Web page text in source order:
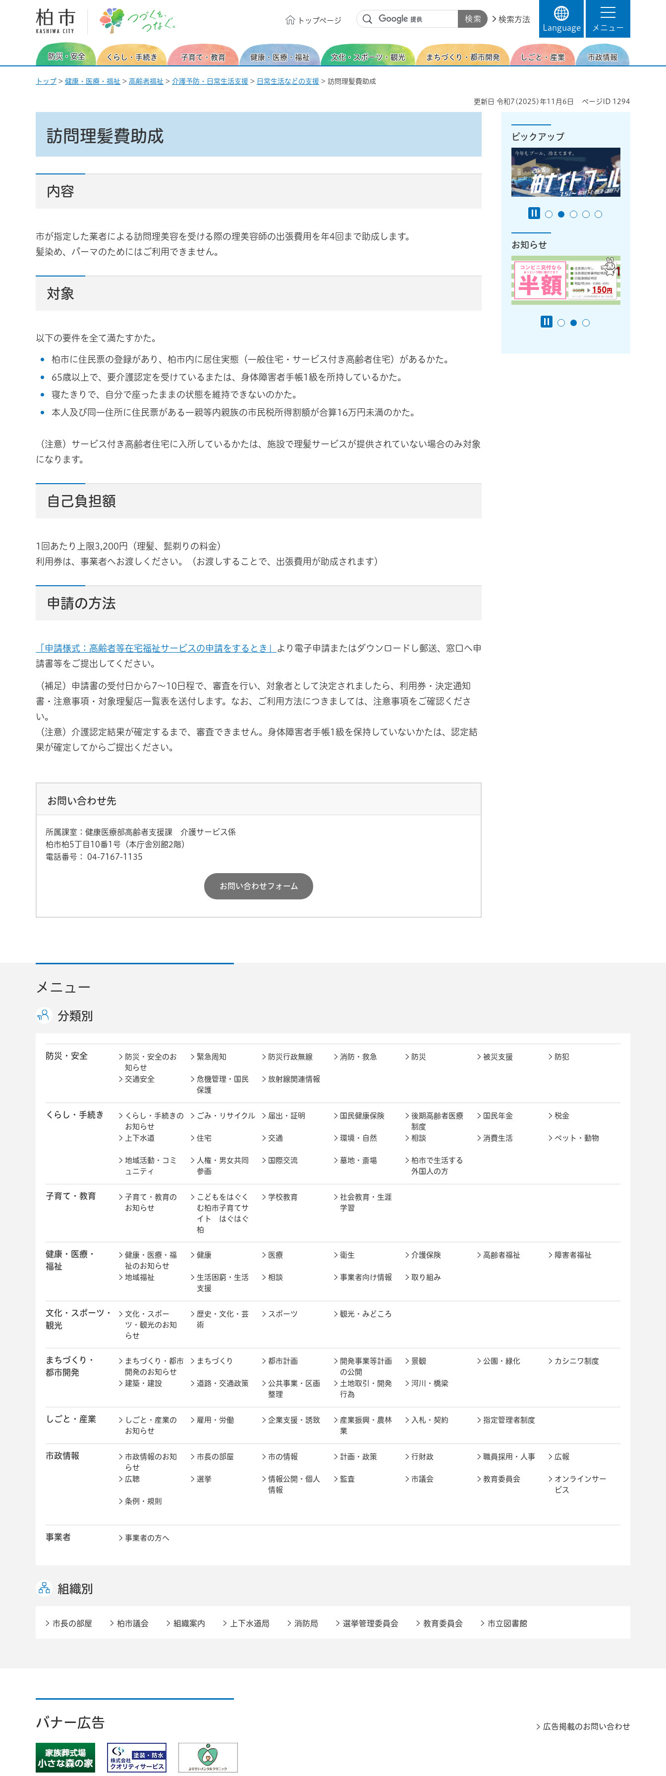
柏市 つづくを、つなぐ。
トップページ
検索方法
Language
メニュー
防災・安全 くらし・手続き 子育て・教育 健康・医療・福祉 文化・スポーツ・観光 まちづくり・都市開発 しごと・産業 市政情報
トップ > 健康・医療・福祉 > 高齢者福祉 > 介護予防・日常生活支援 > 日常生活などの支援 > 訪問理髪費助成
更新日 令和7(2025)年11月6日 ページID 1294
訪問理髪費助成
内容
市が指定した業者による訪問理美容を受ける際の理美容師の出張費用を年4回まで助成します。
髪染め、パーマのためにはご利用できません。
対象
以下の要件を全て満たすかた。
柏市に住民票の登録があり、柏市内に居住実態（一般住宅・サービス付き高齢者住宅）があるかた。
65歳以上で、要介護認定を受けているまたは、身体障害者手帳1級を所持しているかた。
寝たきりで、自分で座ったままの状態を維持できないのかた。
本人及び同一住所に住民票がある一親等内親族の市民税所得割額が合算16万円未満のかた。
（注意）サービス付き高齢者住宅に入所しているかたは、施設で理髪サービスが提供されていない場合のみ対象
になります。
自己負担額
1回あたり上限3,200円（理髪、髭剃りの料金）
利用券は、事業者へお渡しください。（お渡しすることで、出張費用が助成されます）
申請の方法
「申請様式：高齢者等在宅福祉サービスの申請をするとき」
より電子申請またはダウンロードし郵送、窓口へ申
請書等をご提出してください。
（補足）申請書の受付日から7～10日程で、審査を行い、対象者として決定されましたら、利用券・決定通知
書・注意事項・対象理髪店一覧表を送付します。なお、ご利用方法につきましては、注意事項をご確認くださ
い。
（注意）介護認定結果が確定するまで、審査できません。身体障害者手帳1級を保持していないかたは、認定結
果が確定してからご提出ください。
お問い合わせ先
所属課室：健康医療部高齢者支援課 介護サービス係
柏市柏5丁目10番1号（本庁舎別館2階）
電話番号：
04-7167-1135
お問い合わせフォーム
ピックアップ
お知らせ
メニュー
分類別
防災・安全
防災・安全のお
知らせ
緊急周知 防災行政無線 消防・救急 防災 被災支援 防犯
交通安全
危機管理・国民
保護
放射線関連情報
くらし・手続き
くらし・手続きの
お知らせ
ごみ・リサイクル 届出・証明 国民健康保険
後期高齢者医療
制度
国民年金 税金
上下水道 住宅 交通 環境・自然 相談 消費生活 ペット・動物
地域活動・コミ
ュニティ
人権・男女共同
参画
国際交流 墓地・斎場
柏市で生活する
外国人の方
子育て・教育
子育て・教育の
お知らせ
こどもをはぐく
む柏市子育てサ
イト はぐはぐ
柏
学校教育
社会教育・生涯
学習
健康・医療・
福祉
健康・医療・福
祉のお知らせ
健康 医療 衛生 介護保険 高齢者福祉 障害者福祉
地域福祉
生活困窮・生活
支援
相談 事業者向け情報 取り組み
文化・スポーツ・
観光
文化・スポー
ツ・観光のお知
らせ
歴史・文化・芸
術
スポーツ 観光・みどころ
まちづくり・
都市開発
まちづくり・都市
開発のお知らせ
まちづくり 都市計画
開発事業等計画
の公開
景観 公園・緑化 カシニワ制度
建築・建設 道路・交通政策
公共事業・区画
整理
土地取引・開発
行為
河川・橋梁
しごと・産業
しごと・産業の
お知らせ
雇用・労働 企業支援・誘致
産業振興・農林
業
入札・契約 指定管理者制度
市政情報
市政情報のお知
らせ
市長の部屋 市の情報 計画・政策 行財政 職員採用・人事 広報
広聴 選挙
情報公開・個人
情報
監査 市議会 教育委員会
オンラインサー
ビス
条例・規則
事業者 事業者の方へ
組織別
市長の部屋 柏市議会 組織案内 上下水道局 消防局 選挙管理委員会 教育委員会 市立図書館
バナー広告 広告掲載のお問い合わせ